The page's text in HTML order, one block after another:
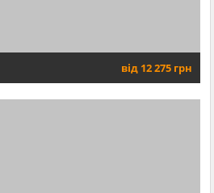
від 12 275 грн